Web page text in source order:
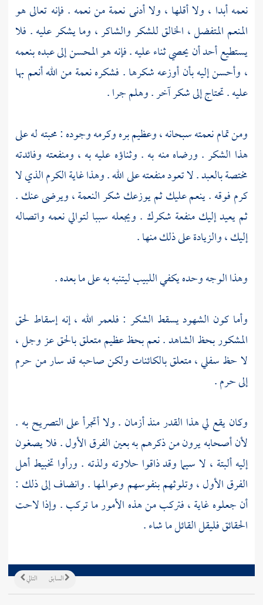
نعمه أبدا ، ولا أقلها ، ولا أدنى نعمة من نعمه . فإنه تعالى هو
المنعم المتفضل ، الخالق للشكر والشاكر ، وما يشكر عليه . فلا
يستطيع أحد أن يحصي ثناء عليه . فإنه هو المحسن إلى عبده بنعمه
، وأحسن إليه بأن أوزعه شكرها . فشكره نعمة من الله أنعم بها
عليه . تحتاج إلى شكر آخر . وهلم جرا .
ومن تمام نعمته سبحانه ، وعظيم بره وكرمه وجوده : محبته له على
هذا الشكر . ورضاه منه به . وثناؤه عليه به ، ومنفعته وفائدته
مختصة بالعبد . لا تعود منفعته على الله . وهذا غاية الكرم الذي لا
كرم فوقه . ينعم عليك ثم يوزعك شكر النعمة ، ويرضى عنك .
ثم يعيد إليك منفعة شكرك . ويجعله سببا لتوالي نعمه واتصاله
إليك ، والزيادة على ذلك منها .
وهذا الوجه وحده يكفي اللبيب ليتنبه به على ما بعده .
وأما كون الشهود يسقط الشكر : فلعمر الله ، إنه إسقاط لحق
المشكور بحظ الشاهد . نعم بحظ عظيم متعلق بالحق عز وجل ،
لا حظ سفلي ، متعلق بالكائنات ولكن صاحبه قد سار من حرم
إلى حرم .
وكان يقع لي هذا القدر منذ أزمان . ولا أتجرأ على التصريح به .
لأن أصحابه يرون من ذكرهم به بعين الفرق الأول . فلا يصغون
إليه ألبتة ، لا سيما وقد ذاقوا حلاوته ولذته . ورأوا تخبيط أهل
الفرق الأول ، وتلوثهم بنفوسهم وعوالمها . وانضاف إلى ذلك :
أن جعلوه غاية ، فتركب من هذه الأمور ما تركب . وإذا لاحت
الحقائق فليقل القائل ما شاء .
التالي السابق